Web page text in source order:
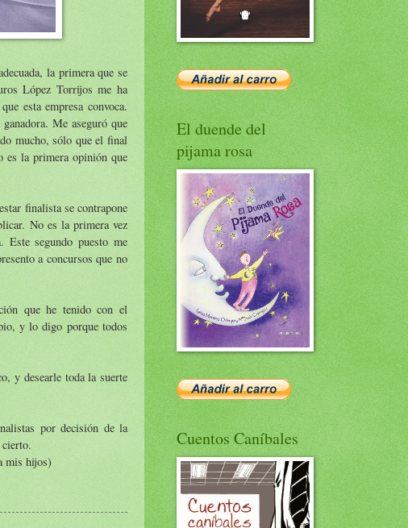
la primera que se
López Torrijos me ha
esta empresa convoca.
Me aseguró que
mucho, sólo que el final
es la primera opinión que
finalista se contrapone
No es la primera vez
Este segundo puesto me
a concursos que no
que he tenido con el
y lo digo porque todos
y desearle toda la suerte
por decisión de la
mis hijos)
El duende del
pijama rosa
Cuentos Caníbales